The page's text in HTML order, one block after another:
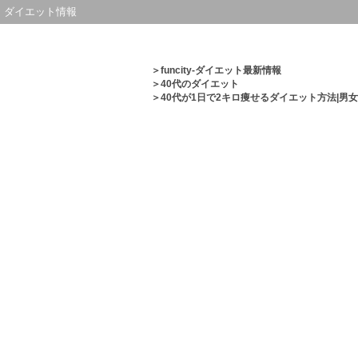
ダイエット情報
＞funcity-ダイエット最新情報
＞40代のダイエット
＞40代が1日で2キロ痩せるダイエット方法|男